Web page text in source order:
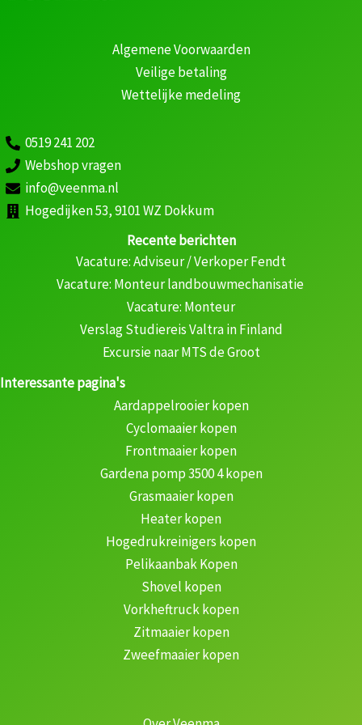
Algemene Voorwaarden
Veilige betaling
Wettelijke medeling
0519 241 202
Webshop vragen
info@veenma.nl
Hogedijken 53, 9101 WZ Dokkum
Recente berichten
Vacature: Adviseur / Verkoper Fendt
Vacature: Monteur landbouwmechanisatie
Vacature: Monteur
Verslag Studiereis Valtra in Finland
Excursie naar MTS de Groot
Interessante pagina's
Aardappelrooier kopen
Cyclomaaier kopen
Frontmaaier kopen
Gardena pomp 3500 4 kopen
Grasmaaier kopen
Heater kopen
Hogedrukreinigers kopen
Pelikaanbak Kopen
Shovel kopen
Vorkheftruck kopen
Zitmaaier kopen
Zweefmaaier kopen